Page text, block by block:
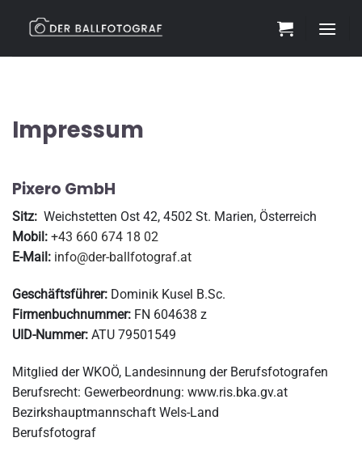
Impressum
Pixero GmbH
Sitz: Weichstetten Ost 42, 4502 St. Marien, Österreich
Mobil: +43 660 674 18 02
E-Mail: info@der-ballfotograf.at
Geschäftsführer: Dominik Kusel B.Sc.
Firmenbuchnummer: FN 604638 z
UID-Nummer: ATU 79501549
Mitglied der WKOÖ, Landesinnung der Berufsfotografen
Berufsrecht: Gewerbeordnung: www.ris.bka.gv.at
Bezirkshauptmannschaft Wels-Land
Berufsfotograf